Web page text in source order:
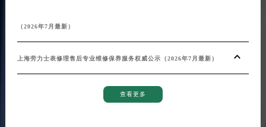
（2026年7月最新）
上海劳力士表修理售后专业维修保养服务权威公示（2026年7月最新）
查看更多